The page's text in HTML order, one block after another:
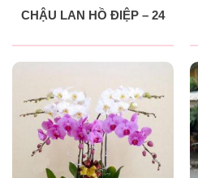
CHẬU LAN HỒ ĐIỆP – 24